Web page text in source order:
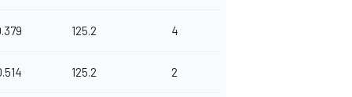
125.2 4
125.2 2